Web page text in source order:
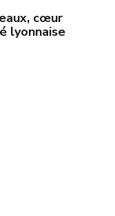
cœur
lyonnaise